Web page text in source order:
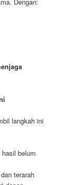
langkah ini
belum
terarah